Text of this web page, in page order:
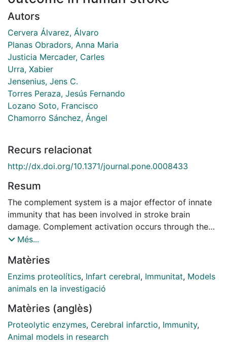
Autors
Cervera Álvarez, Álvaro
Planas Obradors, Anna Maria
Justicia Mercader, Carles
Urra, Xabier
Jensenius, Jens C.
Torres Peraza, Jesús Fernando
Lozano Soto, Francisco
Chamorro Sánchez, Ángel
Recurs relacionat
http://dx.doi.org/10.1371/journal.pone.0008433
Resum
The complement system is a major effector of innate
immunity that has been involved in stroke brain
damage. Complement activation occurs through the
classical, alternative and lectin pathways. The latter is
associated serine proteases (MASPs). Here we
investigated whether the lectin pathway contributes to
stroke outcome in mice and humans.
Més...
Matèries
Enzims proteolítics, Infart cerebral, Immunitat, Models
animals en la investigació
Matèries (anglès)
Proteolytic enzymes, Cerebral infarctio, Immunity,
Animal models in research